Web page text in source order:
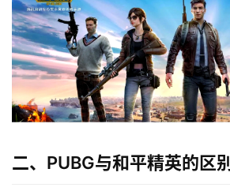
二、PUBG与和平精英的区别